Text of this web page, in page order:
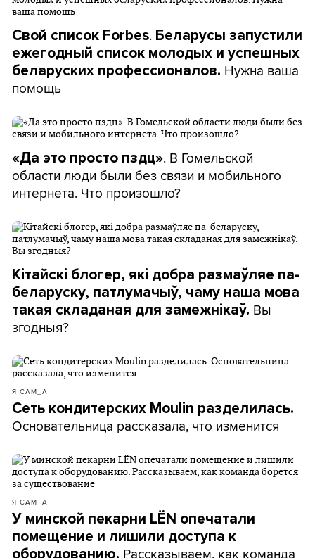
Свой список Forbes. Беларусы запустили
ежегодный список молодых и успешных
беларуских профессионалов. Нужна ваша
помощь
«Да это просто пздц». В Гомельской
области люди были без связи и мобильного
интернета. Что произошло?
Кітайскі блогер, які добра размаўляе па-
беларуску, патлумачыў, чаму наша мова
такая складаная для замежнікаў. Вы
згодныя?
Я САМ_А
Сеть кондитерских Moulin разделилась.
Основательница рассказала, что изменится
Я САМ_А
У минской пекарни LЁN опечатали
помещение и лишили доступа к
оборудованию. Рассказываем, как команда